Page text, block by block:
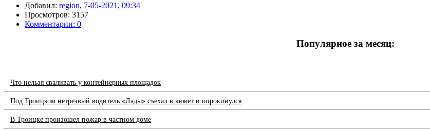
Добавил: region, 7-05-2021, 09:34
Просмотров: 3157
Комментарии: 0
Популярное за месяц:
Что нельзя сваливать у контейнерных площадок
Под Троицком нетрезвый водитель «Лады» съехал в кювет и опрокинулся
В Троицке произошел пожар в частном доме